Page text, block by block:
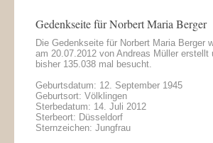
Gedenkseite für Norbert Maria Berger
Die Gedenkseite für Norbert Maria Berger
am 20.07.2012 von Andreas Müller erstellt
bisher 135.038 mal besucht.
Geburtsdatum: 12. September 1945
Geburtsort: Völklingen
Sterbedatum: 14. Juli 2012
Sterbeort: Düsseldorf
Sternzeichen: Jungfrau